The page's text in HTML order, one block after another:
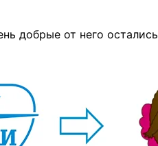
добрые от него остались